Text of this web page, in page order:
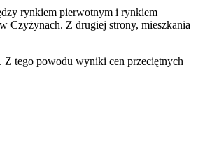
rynkiem pierwotnym i rynkiem
Czyżynach. Z drugiej strony, mieszkania
Z tego powodu wyniki cen przeciętnych